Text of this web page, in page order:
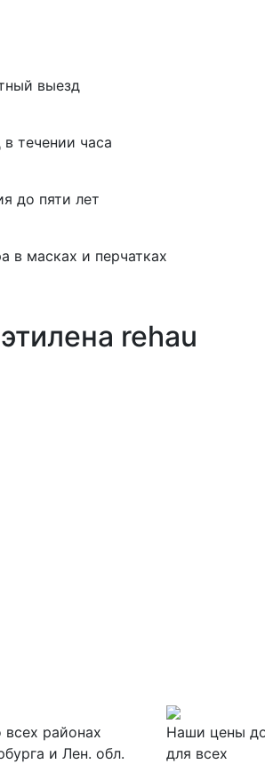
выезд
течении часа
до пяти лет
в масках и перчатках
rehau
всех районах
и Лен. обл.
Наши цены
для всех